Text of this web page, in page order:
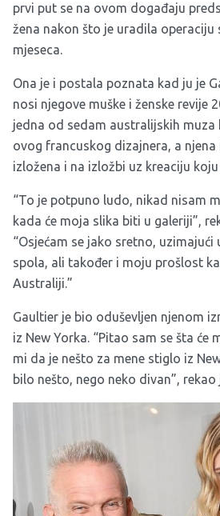
prvi put se na ovom događaju
žena nakon što je uradila operaciju
mjeseca.
Ona je i postala poznata kad ju je
nosi njegove muške i ženske revije
jedna od sedam australijskih muza
ovog francuskog dizajnera, a
izložena i na izložbi uz kreaciju
“To je potpuno ludo, nikad nisam
kada će moja slika biti u galeriji”,
“Osjećam se jako sretno, uzimajući
spola, ali također i moju prošlost
Australiji.”
Gaultier je bio oduševljen njenom
iz New Yorka. “Pitao sam se šta će
mi da je nešto za mene stiglo iz
bilo nešto, nego neko divan”, rekao